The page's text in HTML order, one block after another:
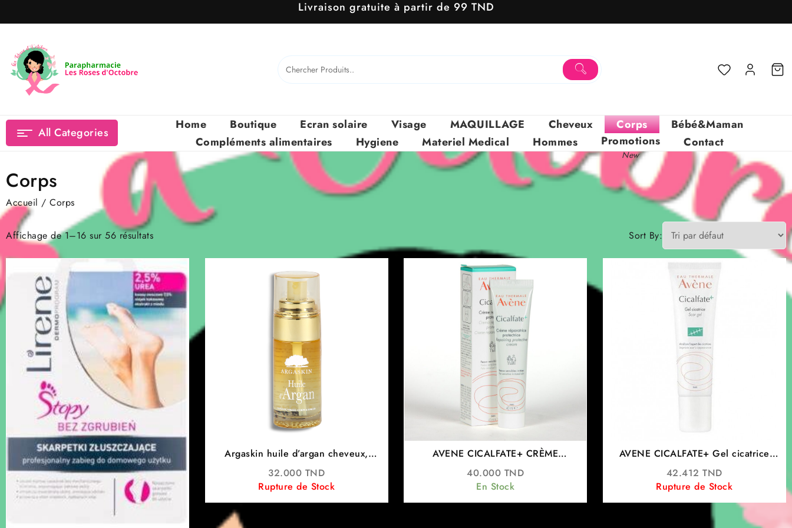
to
Livraison gratuite à partir de 99 TND
All Categories
Home Boutique Ecran solaire Visage MAQUILLAGE Cheveux Corps
Bébé&Maman
Compléments alimentaires
Hygiene Materiel Medical Hommes Promotions
New
Contact
Corps
Accueil / Corps
Affichage de 1–16 sur 56 résultats Sort By:
Argaskin huile d’argan cheveux,
visage, corps et ongles 40ml -phytéal
32.000 TND
Rupture de Stock
AVENE CICALFATE+ CRÈME
RÉPARATRICE PROTECTRICE 40ML
40.000 TND
En Stock
AVENE CICALFATE+ Gel cicatrice
30ML
42.412TND
Rupture de Stock